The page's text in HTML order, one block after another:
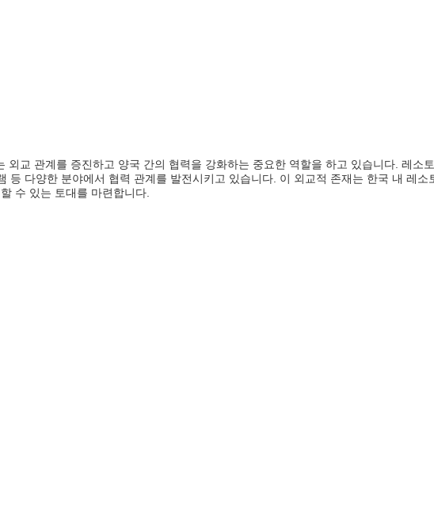
교 관계를 증진하고 양국 간의 협력을 강화하는 중요한 역할을 하고 있습니다. 레소
등 다양한 분야에서 협력 관계를 발전시키고 있습니다. 이 외교적 존재는 한국 내 레소
수 있는 토대를 마련합니다.